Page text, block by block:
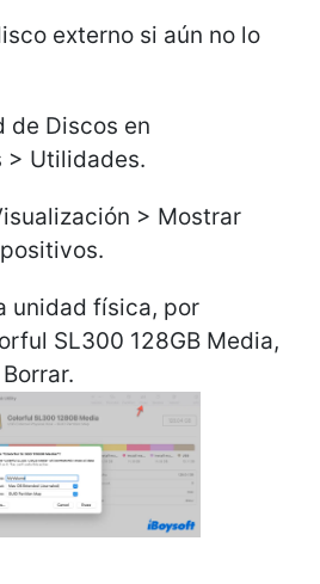
externo si aún no lo
de Discos en
> Utilidades.
> Mostrar
unidad física, por
SL300 128GB Media,